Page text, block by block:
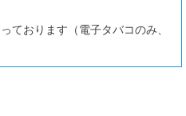
ております（電子タバコのみ、